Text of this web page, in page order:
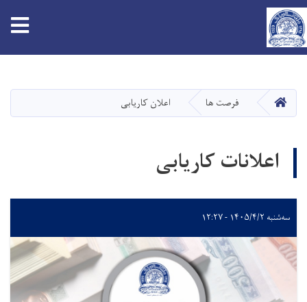
main
content
HOME فرصت ها اعلان کاریابی
اعلانات کاریابی
سه‌شنبه ۱۴۰۵/۴/۲ - ۱۲:۲۷